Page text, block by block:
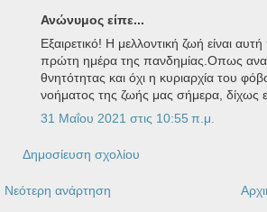
Ανώνυμος είπε...
Εξαιρετικό! Η μελλοντική ζωή είναι
πρώτη ημέρα της πανδημίας.Οπως
θνητότητας και όχι η κυριαρχία του
νοήματος της ζωής μας σήμερα, δίχως
31 Μαΐου 2021 στις 10:55 π.μ.
Δημοσίευση σχολίου
Νεότερη ανάρτηση